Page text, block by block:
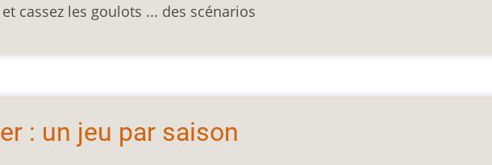
cassez les goulots ... des scénarios
: un jeu par saison